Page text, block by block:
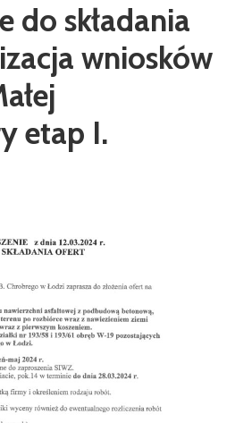
do składania
wniosków
etap I.